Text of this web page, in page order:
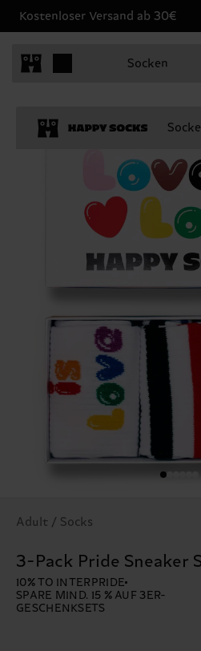
Kostenloser Versand ab 30€
Socken
Adult / Socks
3-Pack Pride Sneaker
10% TO INTERPRIDE
SPARE MIND. 15 % AUF 3ER-
GESCHENKSETS